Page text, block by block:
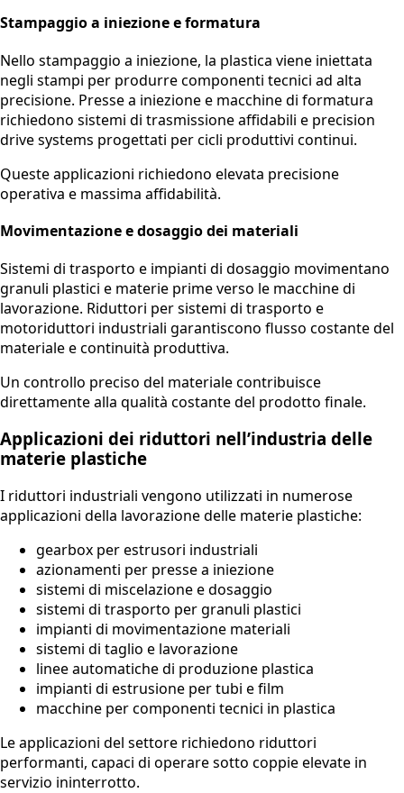
Stampaggio a iniezione e formatura
Nello stampaggio a iniezione, la plastica viene iniettata
negli stampi per produrre componenti tecnici ad alta
precisione. Presse a iniezione e macchine di formatura
richiedono sistemi di trasmissione affidabili e precision
drive systems progettati per cicli produttivi continui.
Queste applicazioni richiedono elevata precisione
operativa e massima affidabilità.
Movimentazione e dosaggio dei materiali
Sistemi di trasporto e impianti di dosaggio movimentano
granuli plastici e materie prime verso le macchine di
lavorazione. Riduttori per sistemi di trasporto e
motoriduttori industriali garantiscono flusso costante del
materiale e continuità produttiva.
Un controllo preciso del materiale contribuisce
direttamente alla qualità costante del prodotto finale.
Applicazioni dei riduttori nell’industria delle
materie plastiche
I riduttori industriali vengono utilizzati in numerose
applicazioni della lavorazione delle materie plastiche:
gearbox per estrusori industriali
azionamenti per presse a iniezione
sistemi di miscelazione e dosaggio
sistemi di trasporto per granuli plastici
impianti di movimentazione materiali
sistemi di taglio e lavorazione
linee automatiche di produzione plastica
impianti di estrusione per tubi e film
macchine per componenti tecnici in plastica
Le applicazioni del settore richiedono riduttori
performanti, capaci di operare sotto coppie elevate in
servizio ininterrotto.